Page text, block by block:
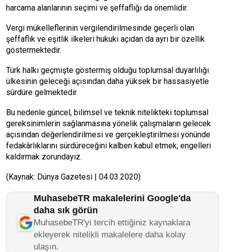
harcama alanlarının seçimi ve şeffaflığı da önemlidir.
Vergi mükelleflerinin vergilendirilmesinde geçerli olan
şeffaflık ve eşitlik ilkeleri hukuki açıdan da ayrı bir özellik
göstermektedir.
Türk halkı geçmişte göstermiş olduğu toplumsal duyarlılığı
ülkesinin geleceği açısından daha yüksek bir hassasiyetle
sürdüre gelmektedir.
Bu nedenle güncel, bilimsel ve teknik nitelikteki toplumsal
gereksinimlerin sağlanmasına yönelik çalışmaların gelecek
açısından değerlendirilmesi ve gerçekleştirilmesi yönünde
fedakârlıklarını sürdüreceğini kalben kabul etmek, engelleri
kaldırmak zorundayız.
(Kaynak: Dünya Gazetesi | 04.03.2020)
MuhasebeTR makalelerini Google'da
daha sık görün
MuhasebeTR'yi tercih ettiğiniz kaynaklara
ekleyerek nitelikli makalelere daha kolay
ulaşın.